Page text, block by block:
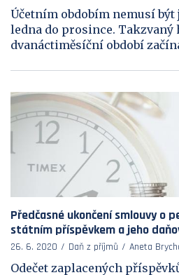
Účetním obdobím nemusí být
ledna do prosince.
dvanáctiměsíční období
Předčasné ukončení smlouvy o
státním příspěvkem a jeho
26. 6. 2020 Daň z příjmů Aneta
Odečet zaplacených